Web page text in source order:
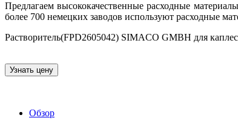
Предлагаем высококачественные расходные
более 700 немецких заводов используют расходные
Растворитель(FPD2605042) SIMACO GMBH для
Узнать цену
Обзор